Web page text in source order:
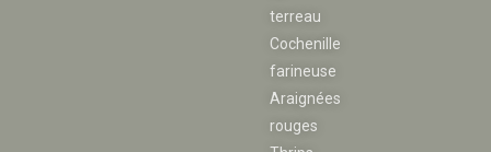
terreau
Cochenille
farineuse
Araignées
rouges